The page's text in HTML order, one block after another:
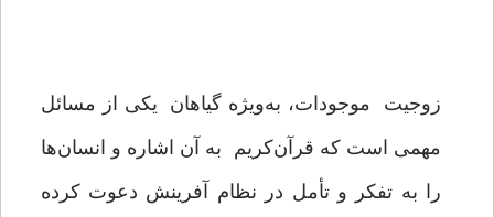
زوجیت موجودات، به‌ویژه گیاهان یکی از مسائل
مهمی است که قرآن‌‌کریم به آن اشاره و انسان‌ها
را به تفکر و تأمل در نظام آفرینش دعوت کرده